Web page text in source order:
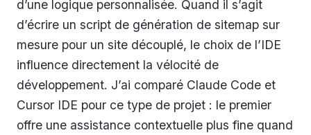
d’une logique personnalisée. Quand il s’agit
d’écrire un script de génération de sitemap sur
mesure pour un site découplé, le choix de l’IDE
influence directement la vélocité de
développement. J’ai comparé Claude Code et
Cursor IDE pour ce type de projet : le premier
offre une assistance contextuelle plus fine quand